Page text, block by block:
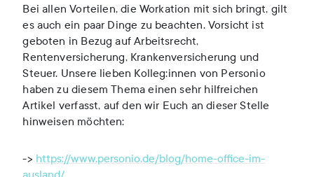
Bei allen Vorteilen, die Workation mit sich bringt, gilt
es auch ein paar Dinge zu beachten. Vorsicht ist
geboten in Bezug auf Arbeitsrecht,
Rentenversicherung, Krankenversicherung und
Steuer. Unsere lieben Kolleg:innen von Personio
haben zu diesem Thema einen sehr hilfreichen
Artikel verfasst, auf den wir Euch an dieser Stelle
hinweisen möchten:
-> https://www.personio.de/blog/home-office-im-